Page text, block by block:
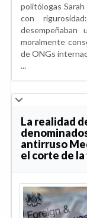
politólogas
con
moralmente
de ONGs
...
La realidad
antirruso
el corte de la